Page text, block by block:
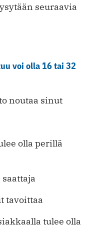
seuraavia
voi olla 16 tai 32
noutaa sinut
olla perillä
tavoittaa
tulee olla